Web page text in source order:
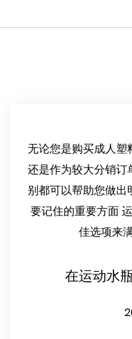
无论您是购买成人塑
还是作为较大分销
别都可以帮助您做
要记住的重要方面
佳选项来
在运动水